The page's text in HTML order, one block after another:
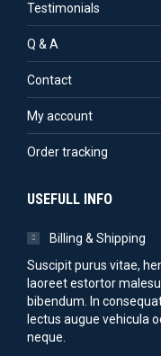
Testimonials
Q & A
Contact
My account
Order tracking
USEFULL INFO
Billing & Shipping
Suscipit purus vitae,
laoreet estortor
bibendum. In
lectus augue vehicula
neque.